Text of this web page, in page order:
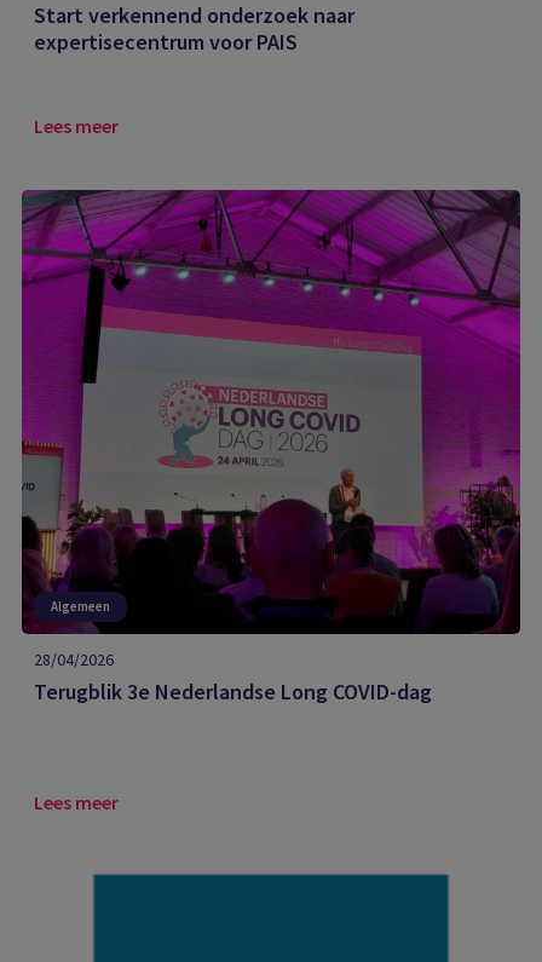
Start verkennend onderzoek naar
expertisecentrum voor PAIS
Lees meer
Algemeen
28/04/2026
Terugblik 3e Nederlandse Long COVID-dag
Lees meer